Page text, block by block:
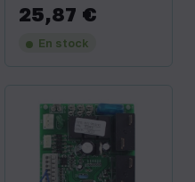
Prix
25,87 €
En stock